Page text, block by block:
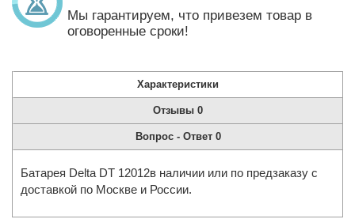
Мы гарантируем, что привезем товар в
оговоренные сроки!
Характеристики
Отзывы 0
Вопрос - Ответ 0
Батарея Delta DT 12012в наличии или по предзаказу с
доставкой по Москве и России.